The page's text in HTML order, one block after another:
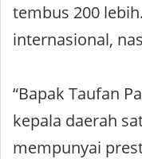
tembus 200
internasional,
“Bapak Taufan
kepala daerah
mempunyai